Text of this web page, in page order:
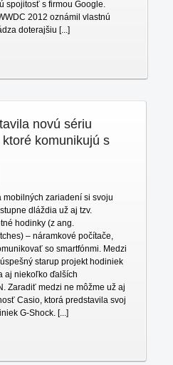
spojitosť s firmou Google.
2012 oznámil vlastnú
doterajšiu [...]
novú sériu
komunikujú s
mobilných zariadení si svoju
dláždia už aj tzv.
hodinky (z ang.
– náramkové počítače,
so smartfónmi. Medzi
starup projekt hodiniek
aj niekoľko ďalších
Zaradiť medzi ne môžme už aj
Casio, ktorá predstavila svoj
G-Shock. [...]